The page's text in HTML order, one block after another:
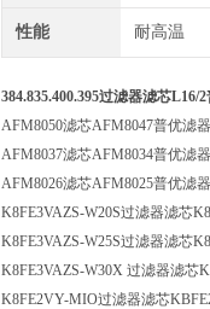
性能 耐高温
384.835.400.395过滤器滤芯L16/
AFM8050滤芯AFM8047普优滤
AFM8037滤芯AFM8034普优滤
AFM8026滤芯AFM8025普优滤
K8FE3VAZS-W20S过滤器滤芯
K8FE3VAZS-W25S过滤器滤芯
K8FE3VAZS-W30X 过滤器滤芯
K8FE2VY-MIO过滤器滤芯